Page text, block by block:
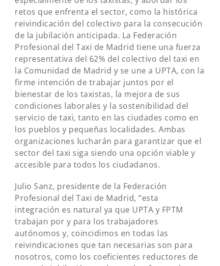
retos que enfrenta el sector, como la histórica
reivindicación del colectivo para la consecución
de la jubilación anticipada. La Federación
Profesional del Taxi de Madrid tiene una fuerza
representativa del 62% del colectivo del taxi en
la Comunidad de Madrid y se une a UPTA, con la
firme intención de trabajar juntos por el
bienestar de los taxistas, la mejora de sus
condiciones laborales y la sostenibilidad del
servicio de taxi, tanto en las ciudades como en
los pueblos y pequeñas localidades. Ambas
organizaciones lucharán para garantizar que el
sector del taxi siga siendo una opción viable y
accesible para todos los ciudadanos.
Julio Sanz, presidente de la Federación
Profesional del Taxi de Madrid, “esta
integración es natural ya que UPTA y FPTM
trabajan por y para los trabajadores
autónomos y, coincidimos en todas las
reivindicaciones que tan necesarias son para
nosotros, como los coeficientes reductores de